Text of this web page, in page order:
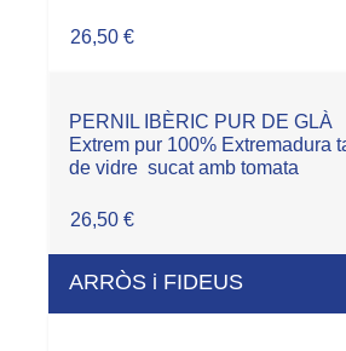
26,50 €
PERNIL IBÈRIC PUR DE GLÀ
Extrem pur 100% Extremadura
de vidre sucat amb tomata
26,50 €
ARRÒS i FIDEUS